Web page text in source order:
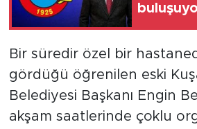
Bir süredir özel bir
gördüğü öğrenilen eski
Belediyesi Başkanı Engin
akşam saatlerinde çoklu